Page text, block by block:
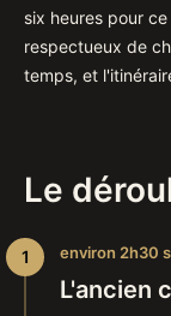
six heures pour
respectueux de
temps, et
Le
environ 2h30
L'ancien